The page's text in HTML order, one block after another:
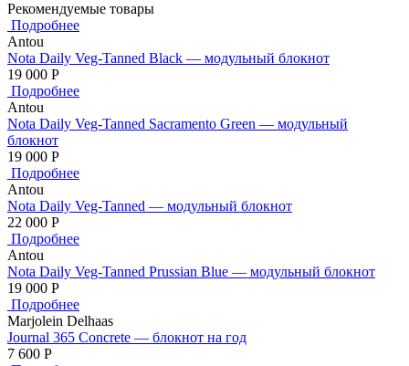
Рекомендуемые товары
Подробнее
Antou
Nota Daily Veg-Tanned Black — модульный блокнот
19 000 Р
Подробнее
Antou
Nota Daily Veg-Tanned Sacramento Green — модульный
блокнот
19 000 Р
Подробнее
Antou
Nota Daily Veg-Tanned — модульный блокнот
22 000 Р
Подробнее
Antou
Nota Daily Veg-Tanned Prussian Blue — модульный блокнот
19 000 Р
Подробнее
Marjolein Delhaas
Journal 365 Concrete — блокнот на год
7 600 Р